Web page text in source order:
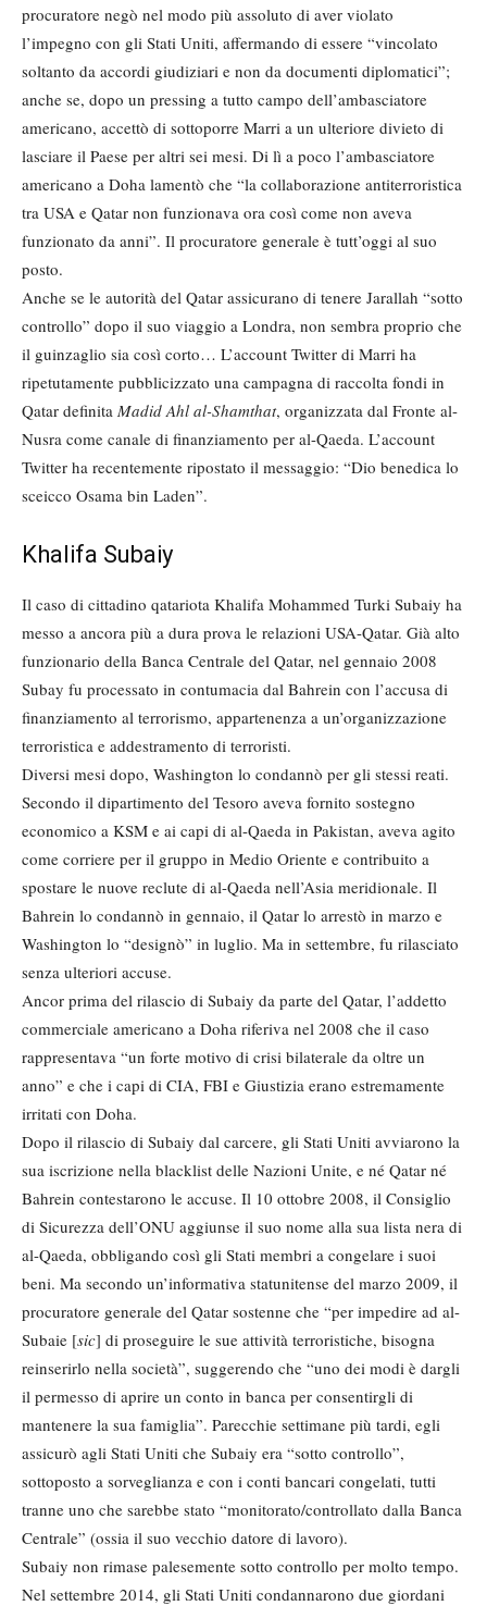
procuratore negò nel modo più assoluto di aver violato
l’impegno con gli Stati Uniti, affermando di essere “vincolato
soltanto da accordi giudiziari e non da documenti diplomatici”;
anche se, dopo un pressing a tutto campo dell’ambasciatore
americano, accettò di sottoporre Marri a un ulteriore divieto di
lasciare il Paese per altri sei mesi. Di lì a poco l’ambasciatore
americano a Doha lamentò che “la collaborazione antiterroristica
tra USA e Qatar non funzionava ora così come non aveva
funzionato da anni”. Il procuratore generale è tutt’oggi al suo
posto.
Anche se le autorità del Qatar assicurano di tenere Jarallah “sotto
controllo” dopo il suo viaggio a Londra, non sembra proprio che
il guinzaglio sia così corto… L’account Twitter di Marri ha
ripetutamente pubblicizzato una campagna di raccolta fondi in
Qatar definita Madid Ahl al-Shamthat, organizzata dal Fronte al-
Nusra come canale di finanziamento per al-Qaeda. L’account
Twitter ha recentemente ripostato il messaggio: “Dio benedica lo
sceicco Osama bin Laden”.
Khalifa Subaiy
Il caso di cittadino qatariota Khalifa Mohammed Turki Subaiy ha
messo a ancora più a dura prova le relazioni USA-Qatar. Già alto
funzionario della Banca Centrale del Qatar, nel gennaio 2008
Subay fu processato in contumacia dal Bahrein con l’accusa di
finanziamento al terrorismo, appartenenza a un’organizzazione
terroristica e addestramento di terroristi.
Diversi mesi dopo, Washington lo condannò per gli stessi reati.
Secondo il dipartimento del Tesoro aveva fornito sostegno
economico a KSM e ai capi di al-Qaeda in Pakistan, aveva agito
come corriere per il gruppo in Medio Oriente e contribuito a
spostare le nuove reclute di al-Qaeda nell’Asia meridionale. Il
Bahrein lo condannò in gennaio, il Qatar lo arrestò in marzo e
Washington lo “designò” in luglio. Ma in settembre, fu rilasciato
senza ulteriori accuse.
Ancor prima del rilascio di Subaiy da parte del Qatar, l’addetto
commerciale americano a Doha riferiva nel 2008 che il caso
rappresentava “un forte motivo di crisi bilaterale da oltre un
anno” e che i capi di CIA, FBI e Giustizia erano estremamente
irritati con Doha.
Dopo il rilascio di Subaiy dal carcere, gli Stati Uniti avviarono la
sua iscrizione nella blacklist delle Nazioni Unite, e né Qatar né
Bahrein contestarono le accuse. Il 10 ottobre 2008, il Consiglio
di Sicurezza dell’ONU aggiunse il suo nome alla sua lista nera di
al-Qaeda, obbligando così gli Stati membri a congelare i suoi
beni. Ma secondo un’informativa statunitense del marzo 2009, il
procuratore generale del Qatar sostenne che “per impedire ad al-
Subaie [sic] di proseguire le sue attività terroristiche, bisogna
reinserirlo nella società”, suggerendo che “uno dei modi è dargli
il permesso di aprire un conto in banca per consentirgli di
mantenere la sua famiglia”. Parecchie settimane più tardi, egli
assicurò agli Stati Uniti che Subaiy era “sotto controllo”,
sottoposto a sorveglianza e con i conti bancari congelati, tutti
tranne uno che sarebbe stato “monitorato/controllato dalla Banca
Centrale” (ossia il suo vecchio datore di lavoro).
Subaiy non rimase palesemente sotto controllo per molto tempo.
Nel settembre 2014, gli Stati Uniti condannarono due giordani